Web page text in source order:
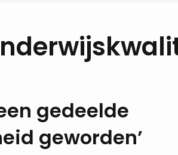
gedeelde
geworden’